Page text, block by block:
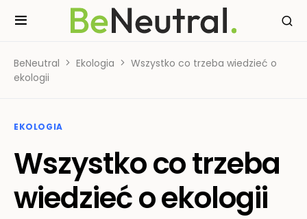
BeNeutral Ekologia
Wszystko co trzeba wiedzieć o
ekologii
EKOLOGIA
Wszystko co trzeba
wiedzieć o ekologii